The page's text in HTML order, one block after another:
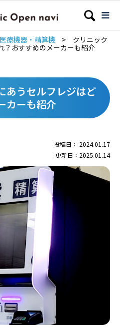
療機器・精算機 >
クリニック
？おすすめのメーカーも紹介
あうセルフレジはど
カーも紹介
投稿日： 2024.01.17
更新日：2025.01.14